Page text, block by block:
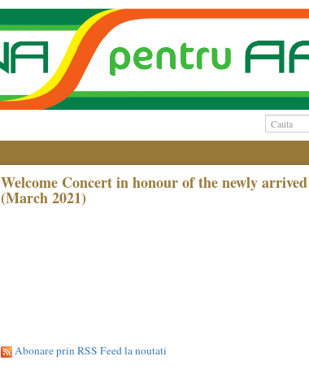
Welcome Concert in honour of the newly
(March 2021)
Abonare prin RSS Feed la noutati